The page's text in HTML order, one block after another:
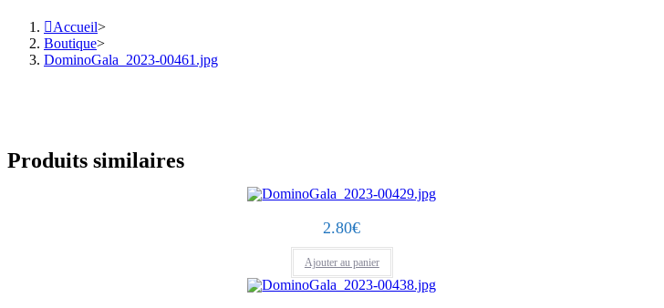
Accueil>
Boutique>
DominoGala_2023-00461.jpg
Produits similaires
2.80€
Ajouter au panier